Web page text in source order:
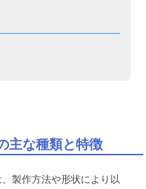
主な種類と特徴
製作方法や形状により以